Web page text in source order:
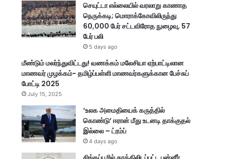
செயுட்டா எல்லையில் வரலாறு காணாத
நெருக்கடி; மொராக்கோவிலிருந்து
60,000 பேர் சட்டவிரோத நுழைவு, 57
பேர் பலி
5 days ago
மீண்டும் மலர்ந்துவிட்டது! வணக்கம் மலேசியா ஏற்பாட்டிலான
மாணவர் முழக்கம்- தமிழ்ப்பள்ளி மாணவர்களுக்கான பேச்சுப்
போட்டி 2025
July 15, 2025
‘உலக அமைதியைக் கருத்தில்
கொண்டு’ ஈரான் மீது உடனடி தாக்குதல்
இல்லை – ட்ரம்ப்
4 days ago